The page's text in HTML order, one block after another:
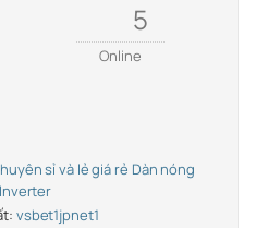
5
Online
sỉ và lẻ giá rẻ Dàn nóng
vsbet1jpnet1